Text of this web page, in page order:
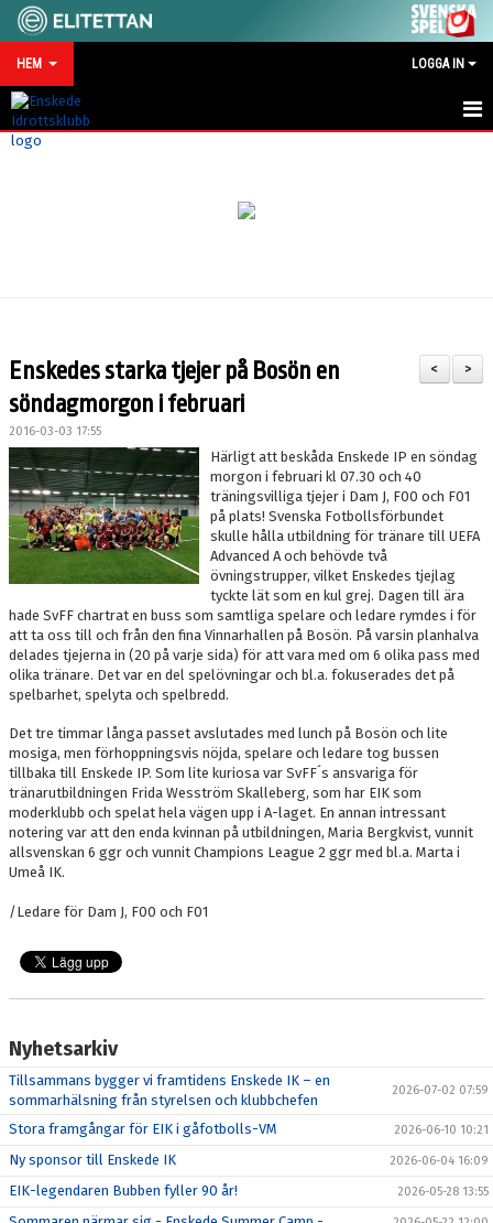
HEM LOGGA IN
HEM
SPONSRING
>
<
Enskedes starka tjejer på Bosön en
söndagmorgon i februari
2016-03-03 17:55
Härligt att beskåda Enskede IP en söndag
morgon i februari kl 07.30 och 40
träningsvilliga tjejer i Dam J, F00 och F01
på plats! Svenska Fotbollsförbundet
skulle hålla utbildning för tränare till UEFA
Advanced A och behövde två
övningstrupper, vilket Enskedes tjejlag
tyckte lät som en kul grej. Dagen till ära
hade SvFF chartrat en buss som samtliga spelare och ledare rymdes i för
att ta oss till och från den fina Vinnarhallen på Bosön. På varsin planhalva
delades tjejerna in (20 på varje sida) för att vara med om 6 olika pass med
olika tränare. Det var en del spelövningar och bl.a. fokuserades det på
spelbarhet, spelyta och spelbredd.
Det tre timmar långa passet avslutades med lunch på Bosön och lite
mosiga, men förhoppningsvis nöjda, spelare och ledare tog bussen
tillbaka till Enskede IP. Som lite kuriosa var SvFF´s ansvariga för
tränarutbildningen Frida Wesström Skalleberg, som har EIK som
moderklubb och spelat hela vägen upp i A-laget. En annan intressant
notering var att den enda kvinnan på utbildningen, Maria Bergkvist, vunnit
allsvenskan 6 ggr och vunnit Champions League 2 ggr med bl.a. Marta i
Umeå IK.
/Ledare för Dam J, F00 och F01
Nyhetsarkiv
Tillsammans bygger vi framtidens Enskede IK – en
sommarhälsning från styrelsen och klubbchefen
2026-07-02 07:59
Stora framgångar för EIK i gåfotbolls-VM 2026-06-10 10:21
Ny sponsor till Enskede IK 2026-06-04 16:09
EIK-legendaren Bubben fyller 90 år! 2026-05-28 13:55